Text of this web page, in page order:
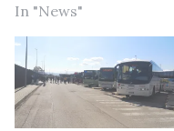
In "News"